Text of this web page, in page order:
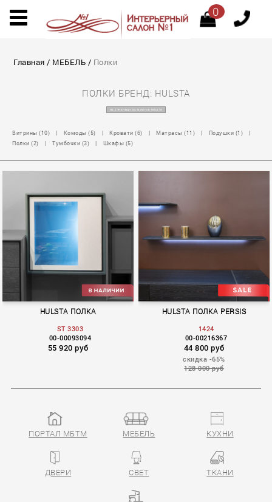
0
Главная / МЕБЕЛЬ / Полки
ПОЛКИ БРЕНД: HULSTA
НА СТРАНИЦУ КАТАЛОГОВ HULSTA
Витрины (10) | Комоды (5) | Кровати (6) | Матрасы (11) | Подушки (1)
|
Полки (2)
| Тумбочки (3) | Шкафы (5)
SCOPIA
HULSTA ПОЛКА
ST 3303
00-00093094
55 920 руб
HULSTA ПОЛКА PERSIS
1424
00-00216367
44 800 руб
скидка -65%
128 000 руб
ПОРТАЛ МБТМ МЕБЕЛЬ КУХНИ
ДВЕРИ СВЕТ ТКАНИ